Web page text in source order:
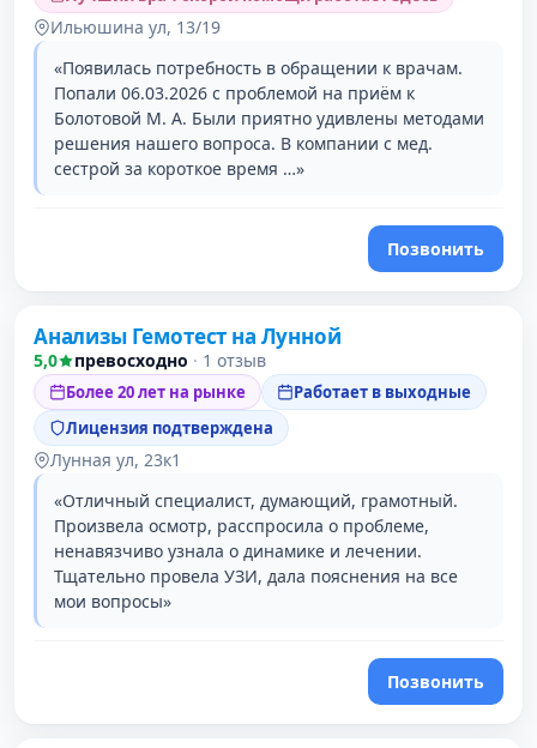
Ильюшина ул, 13/19
«Появилась потребность в обращении к врачам.
Попали 06.03.2026 с проблемой на приём к
Болотовой М. А. Были приятно удивлены методами
решения нашего вопроса. В компании с мед.
сестрой за короткое время …»
Позвонить
Анализы Гемотест на Лунной
5,0 превосходно · 1 отзыв
Более 20 лет на рынке
Работает в выходные
Лицензия подтверждена
Лунная ул, 23к1
«Отличный специалист, думающий, грамотный.
Произвела осмотр, расспросила о проблеме,
ненавязчиво узнала о динамике и лечении.
Тщательно провела УЗИ, дала пояснения на все
мои вопросы»
Позвонить